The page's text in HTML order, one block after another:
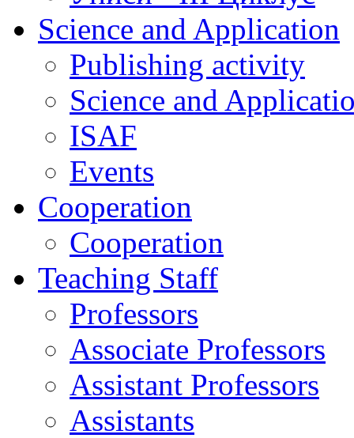
Science and Application
Publishing activity
Science and
ISAF
Events
Cooperation
Cooperation
Teaching Staff
Professors
Associate Professors
Assistant Professors
Assistants